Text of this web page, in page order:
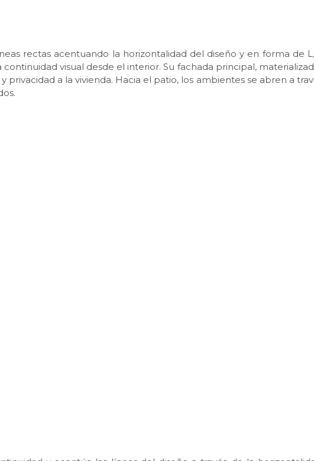
rectas acentuando la horizontalidad del diseño y en forma de
visual desde el interior. Su fachada principal,
privacidad a la vivienda. Hacia el patio, los ambientes se abren a